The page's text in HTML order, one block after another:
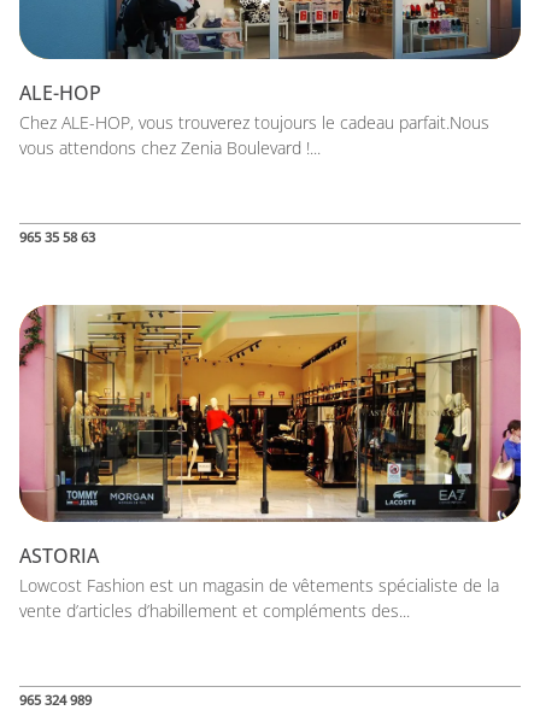
ALE-HOP
Chez ALE-HOP, vous trouverez toujours le cadeau parfait.Nous
vous attendons chez Zenia Boulevard !...
965 35 58 63
ASTORIA
Lowcost Fashion est un magasin de vêtements spécialiste de la
vente d’articles d’habillement et compléments des...
965 324 989